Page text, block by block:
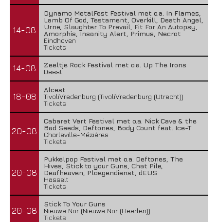
14-08
Dynamo MetalFest Festival met o.a. In Flames,
Lamb Of God, Testament, Overkill, Death Angel,
Urne, Slaughter To Prevail, Fit For An Autopsy,
Amorphis, Insanity Alert, Primus, Necrot
Eindhoven
Tickets
14-08
Zeeltje Rock Festival met o.a. Up The Irons
Deest
18-08
Alcest
TivoliVredenburg (TivoliVredenburg (Utrecht))
Tickets
20-08
Cabaret Vert Festival met o.a. Nick Cave & the
Bad Seeds, Deftones, Body Count feat. Ice-T
Charleville-Mézières
Tickets
20-08
Pukkelpop Festival met o.a. Deftones, The
Hives, Stick to your Guns, Chat Pile,
Deafheaven, Ploegendienst, dEUS
Hasselt
Tickets
20-08
Stick To Your Guns
Nieuwe Nor (Nieuwe Nor (Heerlen))
Tickets